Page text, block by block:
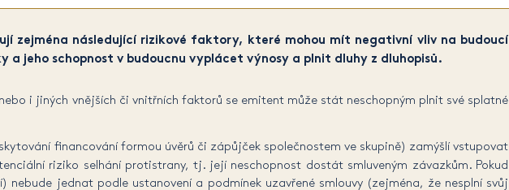
zejména následující rizikové faktory, které mohou mít negativní vliv na budoucí
a jeho schopnost v budoucnu vyplácet výnosy a plnit dluhy z dluhopisů.
i jiných vnějších či vnitřních faktorů se emitent může stát neschopným plnit své splatné
financování formou úvěrů či zápůjček společnostem ve skupině) zamýšlí vstupovat
riziko selhání protistrany, tj. její neschopnost dostát smluveným závazkům. Pokud
nebude jednat podle ustanovení a podmínek uzavřené smlouvy (zejména, že nesplní svůj